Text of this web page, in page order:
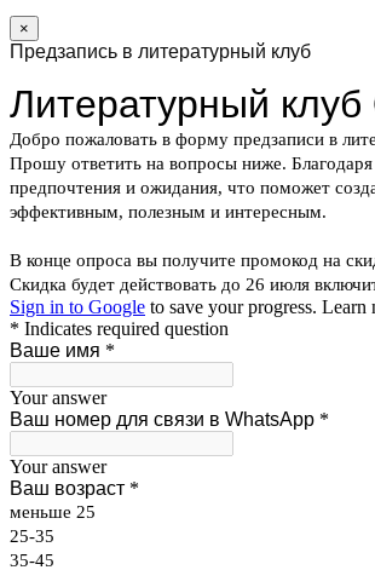
×
Предзапись в литературный клуб